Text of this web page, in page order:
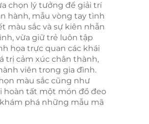
chọn lý tưởng để giải trí
hành, mẫu vòng tay tình
màu sắc và sự kiên nhẫn
vừa giữ trẻ luôn tập
họa trực quan các khái
trị cảm xúc chân thành,
viên trong gia đình.
màu sắc cũng như
hoàn tất một món đồ đeo
phá những mẫu mã